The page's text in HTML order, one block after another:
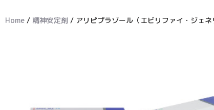
キ
Home / 精神安定剤 / アリピプラゾール（エビリファイ・ジェネ